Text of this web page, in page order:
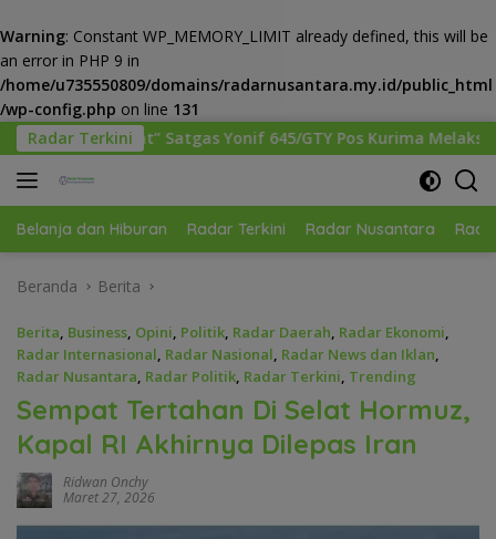
Warning: Constant WP_MEMORY_LIMIT already defined, this will be
an error in PHP 9 in
/home/u735550809/domains/radarnusantara.my.id/public_html
/wp-config.php on line 131
Langsung
ke
konten
Radar Terkini
645/GTY Pos Kurima Melaksanakan Pelayanan kesehatan
Belanja dan Hiburan Radar Terkini Radar Nusantara
Beranda Berita
Berita, Business, Opini, Politik, Radar Daerah, Radar Ekonomi,
Radar Internasional, Radar Nasional, Radar News dan Iklan,
Radar Nusantara, Radar Politik, Radar Terkini, Trending
Sempat Tertahan Di Selat Hormuz,
Kapal RI Akhirnya Dilepas Iran
Ridwan Onchy
Maret 27, 2026